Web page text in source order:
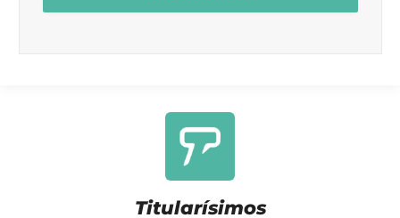
Titularísimos